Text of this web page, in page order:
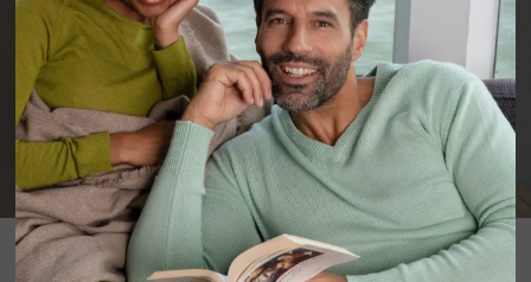
Pasmina - gyapjú vagy kézzel
szőtt kendő?
KASMÍR BLOG PETER GREŠA
Pasmina gyapjú - van ilyen? Ez a gyapjú minőségibb, mint a